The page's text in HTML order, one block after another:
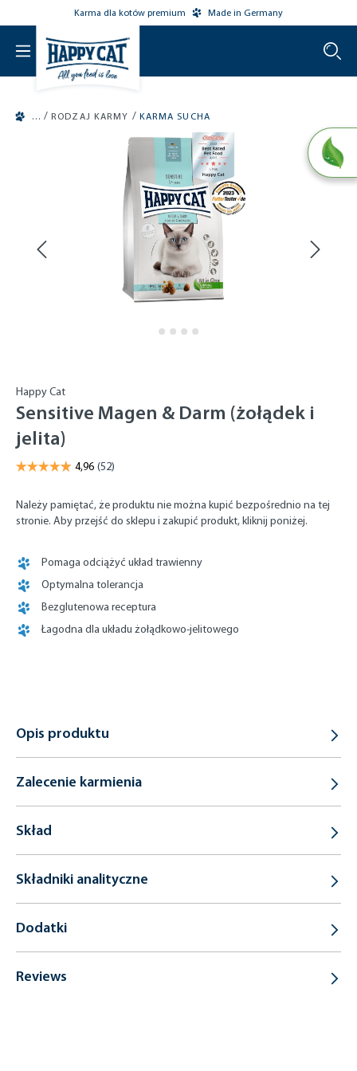
main contentKarma dla kotów premium Made in Germany
/ RODZAJ KARMY / KARMA SUCHA
Happy Cat
Sensitive Magen & Darm (żołądek i
jelita)
Należy pamiętać, że produktu nie można kupić bezpośrednio na tej
stronie. Aby przejść do sklepu i zakupić produkt, kliknij poniżej.
Pomaga odciążyć układ trawienny
Optymalna tolerancja
Bezglutenowa receptura
Łagodna dla układu żołądkowo-jelitowego
Opis produktu
Zalecenie karmienia
Skład
Składniki analityczne
Dodatki
Reviews